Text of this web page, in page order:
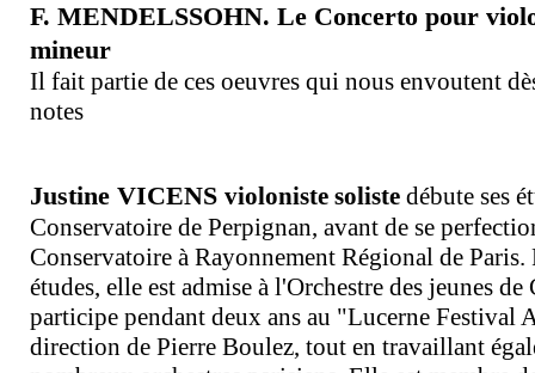
F. MENDELSSOHN. Le Concerto pour
mineur
Il fait partie de ces oeuvres qui nous envoutent
notes
Justine VICENS violoniste soliste débute ses
Conservatoire de Perpignan, avant de se
Conservatoire à Rayonnement Régional de Paris.
études, elle est admise à l'Orchestre des jeunes de
participe pendant deux ans au "Lucerne Festival
direction de Pierre Boulez, tout en travaillant